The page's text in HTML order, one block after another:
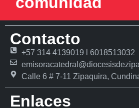
Contacto
+57 314 4139019 l 6018513032
Calle 6 # 7-11 Zipaquira,
Enlaces